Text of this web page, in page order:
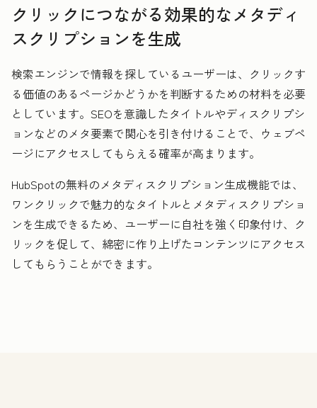
クリックにつながる効果的なメタディ
スクリプションを生成
検索エンジンで情報を探しているユーザーは、クリックす
る価値のあるページかどうかを判断するための材料を必要
としています。SEOを意識したタイトルやディスクリプシ
ョンなどのメタ要素で関心を引き付けることで、ウェブペ
ージにアクセスしてもらえる確率が高まります。
HubSpotの無料のメタディスクリプション生成機能では、
ワンクリックで魅力的なタイトルとメタディスクリプショ
ンを生成できるため、ユーザーに自社を強く印象付け、ク
リックを促して、綿密に作り上げたコンテンツにアクセス
してもらうことができます。